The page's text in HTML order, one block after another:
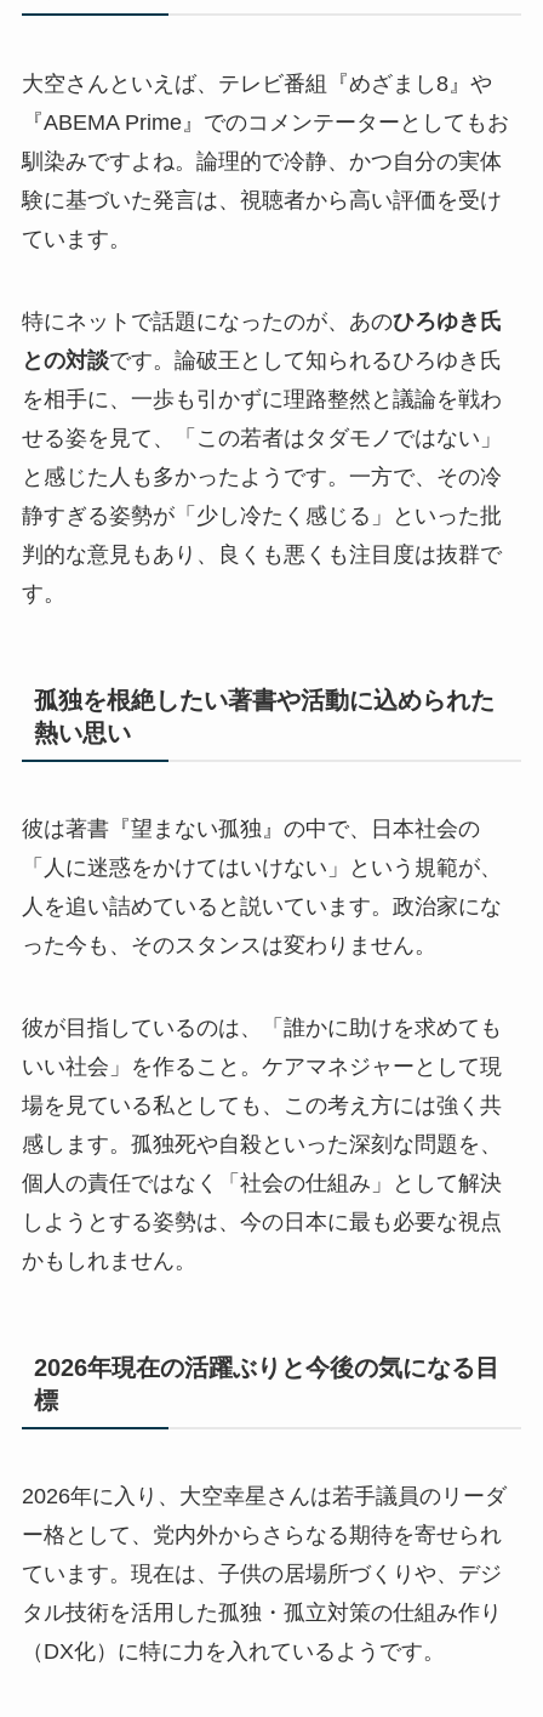
大空さんといえば、テレビ番組『めざまし8』や
『ABEMA Prime』でのコメンテーターとしてもお
馴染みですよね。論理的で冷静、かつ自分の実体
験に基づいた発言は、視聴者から高い評価を受け
ています。
特にネットで話題になったのが、あのひろゆき氏
との対談です。論破王として知られるひろゆき氏
を相手に、一歩も引かずに理路整然と議論を戦わ
せる姿を見て、「この若者はタダモノではない」
と感じた人も多かったようです。一方で、その冷
静すぎる姿勢が「少し冷たく感じる」といった批
判的な意見もあり、良くも悪くも注目度は抜群で
す。
孤独を根絶したい著書や活動に込められた
熱い思い
彼は著書『望まない孤独』の中で、日本社会の
「人に迷惑をかけてはいけない」という規範が、
人を追い詰めていると説いています。政治家にな
った今も、そのスタンスは変わりません。
彼が目指しているのは、「誰かに助けを求めても
いい社会」を作ること。ケアマネジャーとして現
場を見ている私としても、この考え方には強く共
感します。孤独死や自殺といった深刻な問題を、
個人の責任ではなく「社会の仕組み」として解決
しようとする姿勢は、今の日本に最も必要な視点
かもしれません。
2026年現在の活躍ぶりと今後の気になる目
標
2026年に入り、大空幸星さんは若手議員のリーダ
ー格として、党内外からさらなる期待を寄せられ
ています。現在は、子供の居場所づくりや、デジ
タル技術を活用した孤独・孤立対策の仕組み作り
（DX化）に特に力を入れているようです。